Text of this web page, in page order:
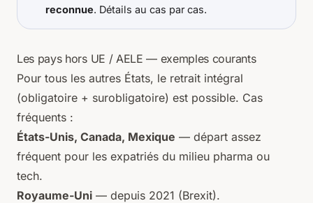
reconnue. Détails au cas par cas.
Les pays hors UE / AELE — exemples courants
Pour tous les autres États, le retrait intégral
(obligatoire + surobligatoire) est possible. Cas
fréquents :
États-Unis, Canada, Mexique — départ assez
fréquent pour les expatriés du milieu pharma ou
tech.
Royaume-Uni — depuis 2021 (Brexit).